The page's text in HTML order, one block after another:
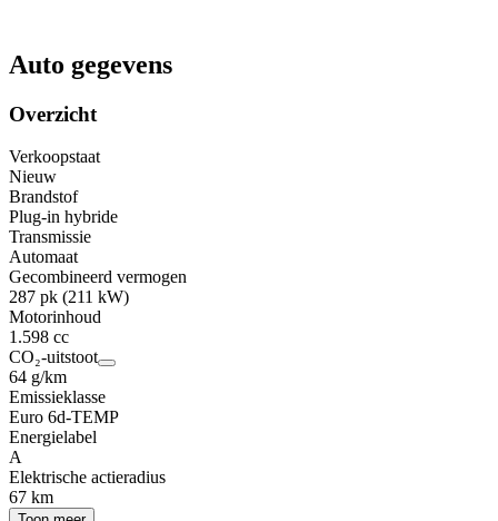
Auto gegevens
Overzicht
Verkoopstaat
Nieuw
Brandstof
Plug-in hybride
Transmissie
Automaat
Gecombineerd vermogen
287 pk (211 kW)
Motorinhoud
1.598 cc
CO₂-uitstoot
64 g/km
Emissieklasse
Euro 6d-TEMP
Energielabel
A
Elektrische actieradius
67 km